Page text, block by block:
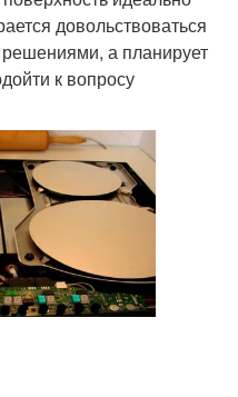
довольствоваться
а планирует
к вопросу